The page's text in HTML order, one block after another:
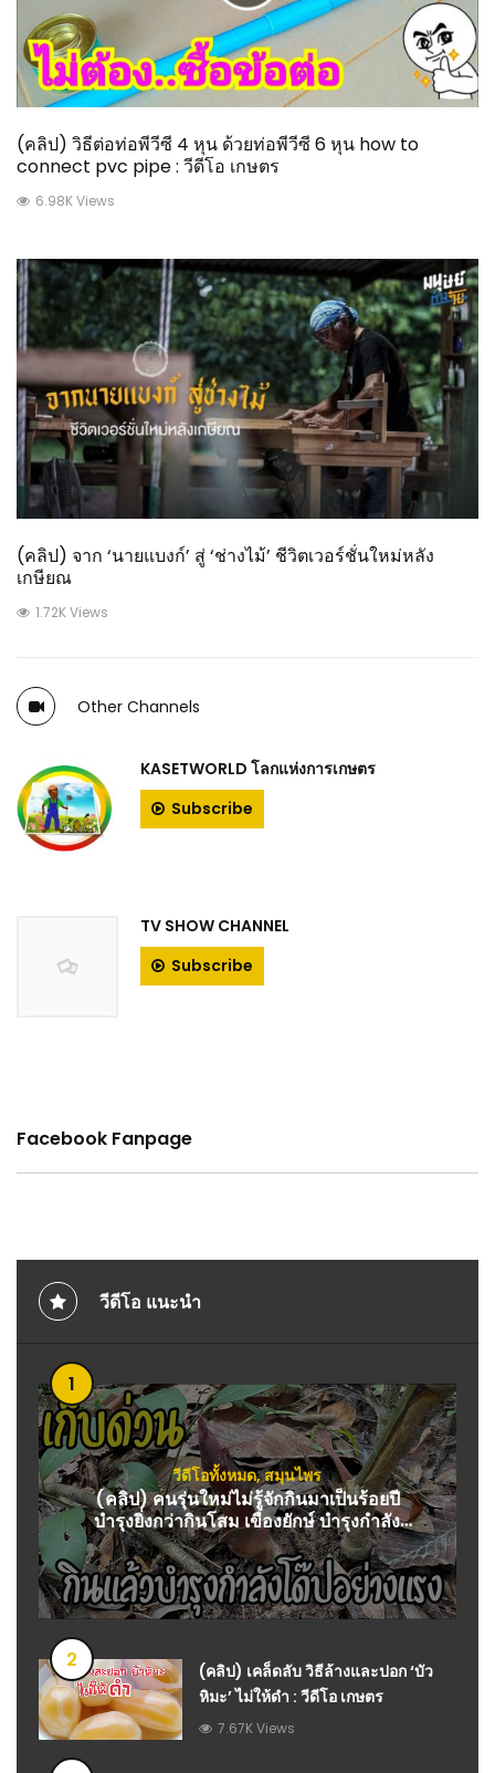
(คลิป) วิธีต่อท่อพีวีซี 4 หุน ด้วยท่อพีวีซี 6 หุน how to
connect pvc pipe : วีดีโอ เกษตร
6.98K Views
(คลิป) จาก ‘นายแบงก์’ สู่ ‘ช่างไม้’ ชีวิตเวอร์ชั่นใหม่หลัง
เกษียณ
1.72K Views
Other Channels
KASETWORLD โลกแห่งการเกษตร
Subscribe
TV SHOW CHANNEL
Subscribe
Facebook Fanpage
วีดีโอ แนะนำ
1
วีดีโอทั้งหมด,สมุนไพร
(คลิป) คนรุ่นใหม่ไม่รู้จักกินมาเป็นร้อยปี
บำรุงยิ่งกว่ากินโสม เขืองยักษ์ บำรุงกำลัง
อย่างแรง : สมุนไพร วีดีโอ เกษตร
2
(คลิป) เคล็ดลับ วิธีล้างและปอก ‘บัว
หิมะ’ ไม่ให้ดำ : วีดีโอ เกษตร
7.67K Views